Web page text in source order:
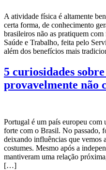
A atividade física é altamente
certa forma, de conhecimento
brasileiros não as pratiquem
Saúde e Trabalho, feita pelo
além dos benefícios mais
5 curiosidades
provavelmente não
Portugal é um país europeu com
forte com o Brasil. No passado,
deixando influências que vemos
costumes. Mesmo após a
mantiveram uma relação
[…]